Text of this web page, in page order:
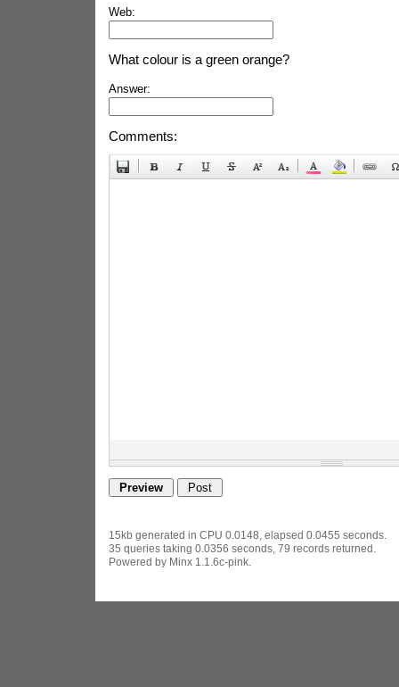
Web:
What colour is a green orange?
Answer:
Comments:
15kb generated in CPU 0.0148, elapsed 0.0455 seconds.
35 queries taking 0.0356 seconds, 79 records returned.
Powered by Minx 1.1.6c-pink.